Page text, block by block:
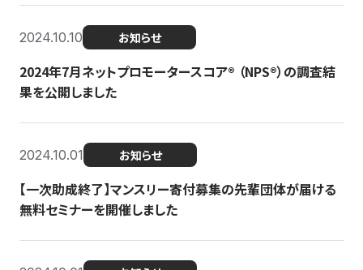
2024.10.10 お知らせ
2024年7月ネットプロモータースコア®︎ （NPS®︎）の調査結
果を公開しました
2024.10.01 お知らせ
【一次助成終了】マンスリー寄付募集の先輩団体が届ける
無料セミナーを開催しました